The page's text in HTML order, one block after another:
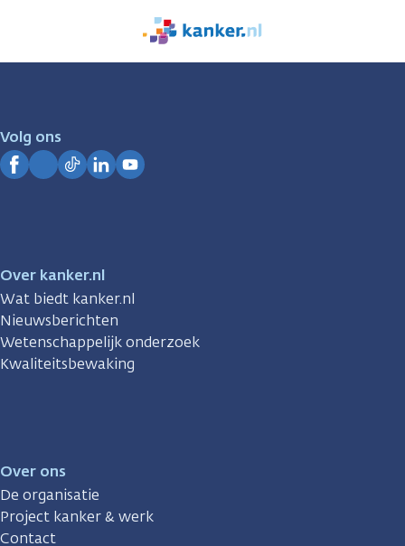
We
zijn
Volg ons
Over kanker.nl
Wat biedt kanker.nl
Nieuwsberichten
Wetenschappelijk onderzoek
Kwaliteitsbewaking
Over ons
De organisatie
Project kanker & werk
Contact